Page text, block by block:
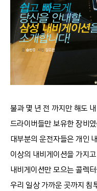
불과 몇 년 전 까지만 해도
드라이버들만 보유한 장비
대부분의 운전자들은 개인
이상의 내비게이션을 가지
내비게이션만 모으는 콜렉
우리 일상 가까운 곳까지 침